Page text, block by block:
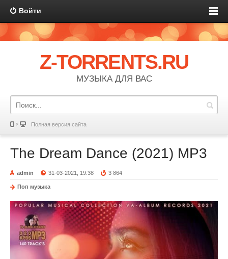
Войти
Z-TORRENTS.RU
МУЗЫКА ДЛЯ ВАС
Полная версия сайта
The Dream Dance (2021) MP3
admin 31-03-2021, 19:38 3 864
Поп музыка